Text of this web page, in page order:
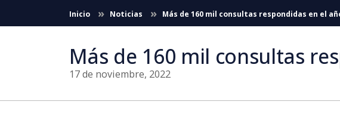
Saltar al contenido principal
Inicio Noticias Más de 160 mil consultas respondidas en el
Más de 160 mil consultas
17 de noviembre, 2022